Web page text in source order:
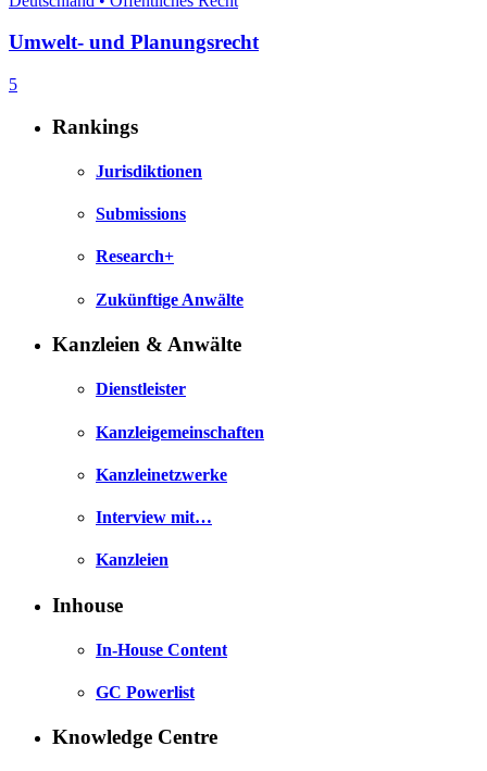
Umwelt- und Planungsrecht
5
Rankings
Jurisdiktionen
Submissions
Research+
Zukünftige Anwälte
Kanzleien & Anwälte
Dienstleister
Kanzleigemeinschaften
Kanzleinetzwerke
Interview mit…
Kanzleien
Inhouse
In-House Content
GC Powerlist
Knowledge Centre